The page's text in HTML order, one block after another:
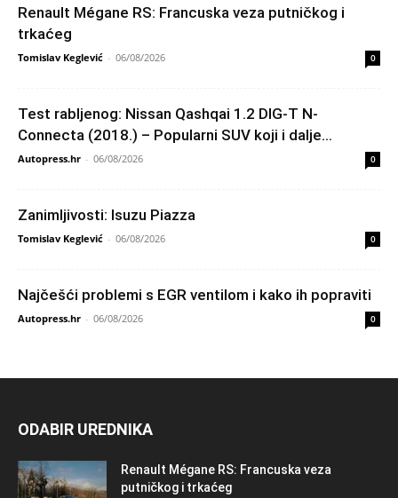
Renault Mégane RS: Francuska veza putničkog i
trkaćeg
Tomislav Keglević - 06/08/2026 0
Test rabljenog: Nissan Qashqai 1.2 DIG-T N-
Connecta (2018.) – Popularni SUV koji i dalje...
Autopress.hr - 06/08/2026 0
Zanimljivosti: Isuzu Piazza
Tomislav Keglević - 06/08/2026 0
Najčešći problemi s EGR ventilom i kako ih popraviti
Autopress.hr - 06/08/2026 0
ODABIR UREDNIKA
Renault Mégane RS: Francuska veza
putničkog i trkaćeg